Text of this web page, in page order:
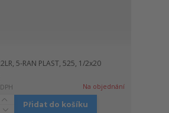
5-RAN PLAST, 525, 1/2x20
Na objednání
Přidat do košíku